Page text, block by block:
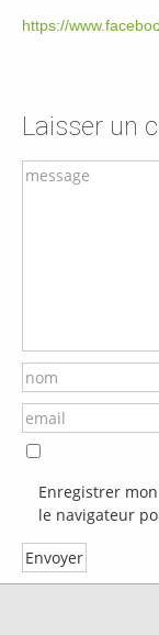
https://
Laisser un
Enregistrer
le navigateur